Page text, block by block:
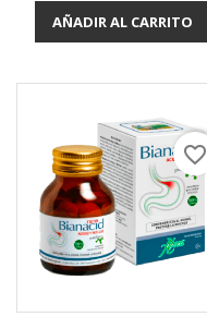
AÑADIR AL CARRITO
favorite_border